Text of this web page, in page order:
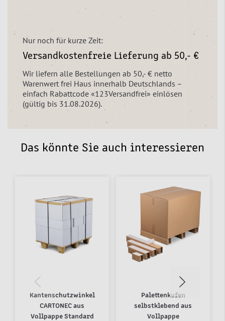
Nur noch für kurze Zeit:
Versandkostenfreie Lieferung ab 50,- €
Wir liefern alle Bestellungen ab 50,- € netto
Warenwert frei Haus innerhalb Deutschlands –
einfach Rabattcode «123Versandfrei» einlösen
(gültig bis 31.08.2026).
Das könnte Sie auch interessieren
Kantenschutzwinkel
CARTONEC aus
Vollpappe Standard
Palettenkufen
selbstklebend aus
Vollpappe